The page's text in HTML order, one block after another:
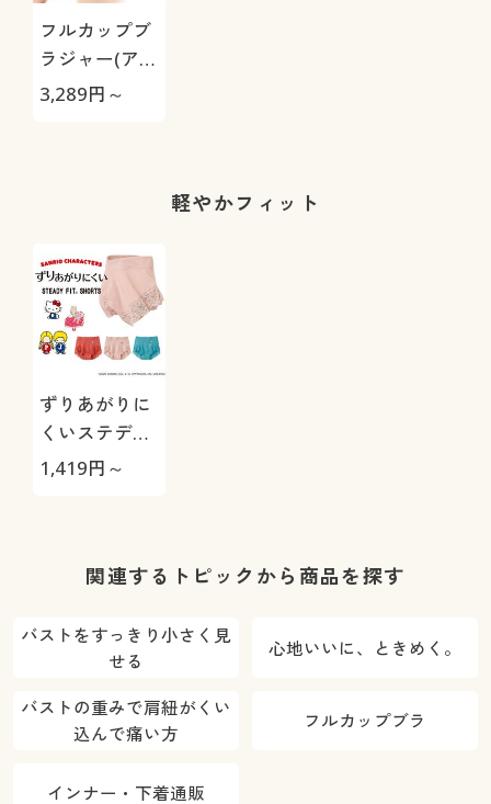
フルカップブ
ラジャー(アン
ダー大きめさ
3,289円～
軽やかフィット
ずりあがりに
くいステディ
フィット®シ
1,419円～
関連するトピックから商品を探す
バストをすっきり小さく見
せる
心地いいに、ときめく。
バストの重みで肩紐がくい
込んで痛い方
フルカップブラ
インナー・下着通販